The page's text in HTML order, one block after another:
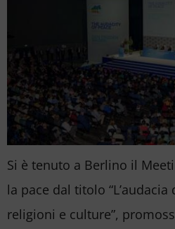
Si è tenuto a Berlino il
la pace dal titolo
religioni e culture”,